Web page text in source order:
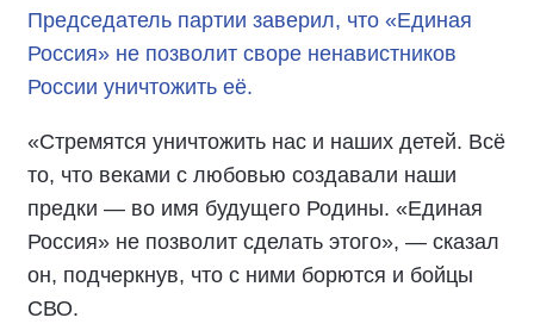
Председатель партии заверил, что «Единая
Россия» не позволит своре ненавистников
России уничтожить её.
«Стремятся уничтожить нас и наших детей. Всё
то, что веками с любовью создавали наши
предки — во имя будущего Родины. «Единая
Россия» не позволит сделать этого», — сказал
он, подчеркнув, что с ними борются и бойцы
СВО.